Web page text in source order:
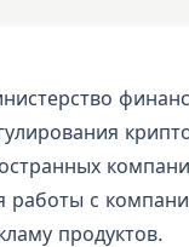
работы с
продуктов.